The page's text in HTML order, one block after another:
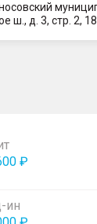
ш., д. 3, стр. 2,
₽
ин